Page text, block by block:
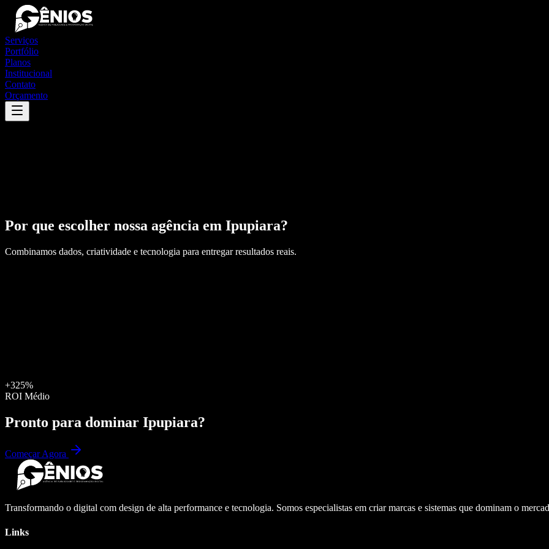
Serviços
Portfólio
Planos
Institucional
Contato
Orçamento
Por que escolher nossa agência em Ipupiara?
Combinamos dados, criatividade e tecnologia para entregar resultados reais.
+325%
ROI Médio
Pronto para dominar Ipupiara?
Começar Agora
Transformando o digital com design de alta performance e tecnologia. Somos especialistas em criar marcas e sistemas que dominam o
Links